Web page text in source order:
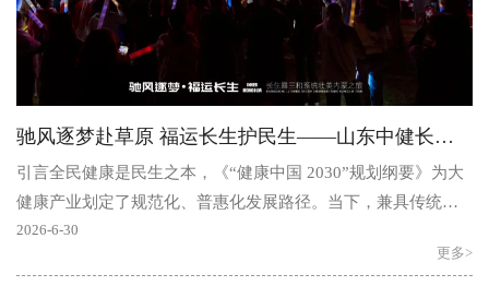
驰风逐梦赴草原 福运长生护民生——山东中健长生露践行健康中国战略深度报道
引言全民健康是民生之本，《“健康中国 2030”规划纲要》为大
健康产业划定了规范化、普惠化发展路径。当下，兼具传统养
生底蕴与现代科研支撑的本土康养企业，正成为推动健..
2026-6-30
更多>